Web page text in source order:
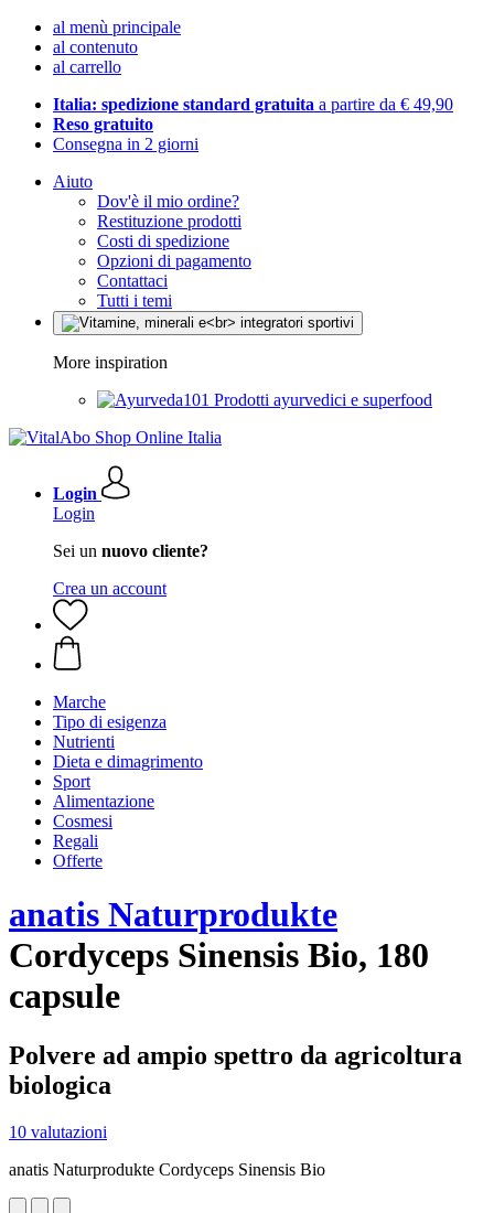
al menù principale
al contenuto
al carrello
Italia: spedizione standard gratuita a partire da € 49,90
Reso gratuito
Consegna in 2 giorni
Aiuto
Dov'è il mio ordine?
Restituzione prodotti
Costi di spedizione
Opzioni di pagamento
Contattaci
Tutti i temi
More inspiration
Prodotti ayurvedici e superfood
Login
Login
Sei un nuovo cliente?
Crea un account
Marche
Tipo di esigenza
Nutrienti
Dieta e dimagrimento
Sport
Alimentazione
Cosmesi
Regali
Offerte
anatis Naturprodukte
Cordyceps Sinensis Bio, 180
capsule
Polvere ad ampio spettro da agricoltura
biologica
10 valutazioni
anatis Naturprodukte Cordyceps Sinensis Bio